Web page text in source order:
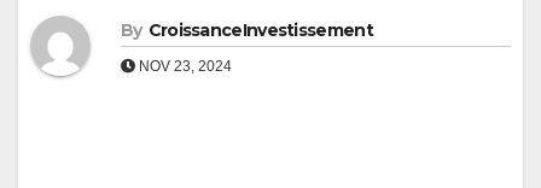
By CroissanceInvestissement
NOV 23, 2024